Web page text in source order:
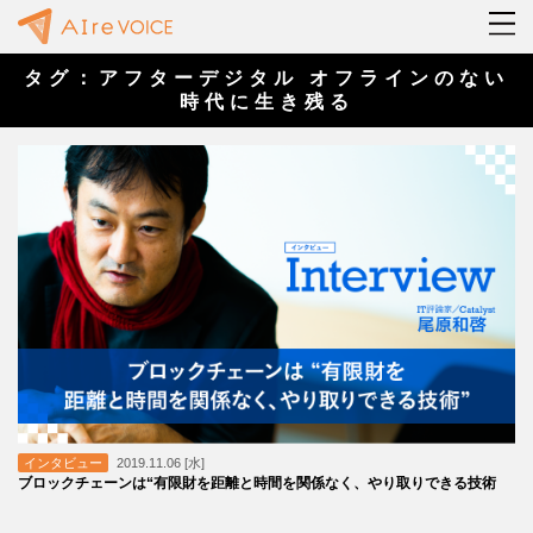
タグ：アフターデジタル オフラインのない
時代に生き残る
インタビュー 2019.11.06 [水]
ブロックチェーンは“有限財を距離と時間を関係なく、やり取りできる技術